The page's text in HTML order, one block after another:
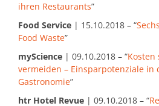
ihren Restaurants”
Food Service | 15.10.2018 – “
Food Waste”
myScience | 09.10.2018 – “Kosten
vermeiden – Einsparpotenziale in
Gastronomie”
htr Hotel Revue | 09.10.2018 – “